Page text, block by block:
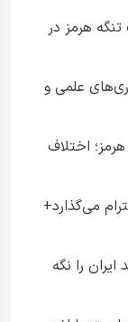
هرمز در
علمی و
اختلاف
می‌گذارد+
را نگه